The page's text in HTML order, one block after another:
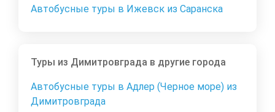
Автобусные туры в Ижевск из Саранска
Туры из Димитровграда в другие города
Автобусные туры в Адлер (Черное море) из
Димитровграда